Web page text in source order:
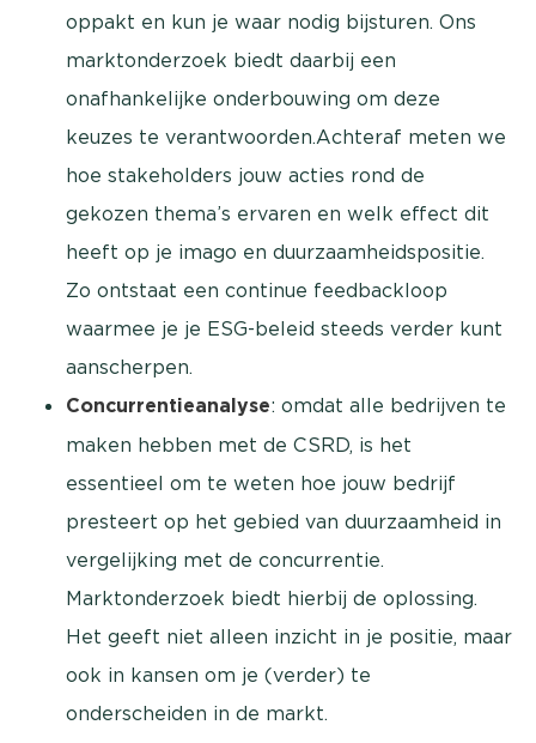
oppakt en kun je waar nodig bijsturen. Ons
marktonderzoek biedt daarbij een
onafhankelijke onderbouwing om deze
keuzes te verantwoorden.Achteraf meten we
hoe stakeholders jouw acties rond de
gekozen thema’s ervaren en welk effect dit
heeft op je imago en duurzaamheidspositie.
Zo ontstaat een continue feedbackloop
waarmee je je ESG-beleid steeds verder kunt
aanscherpen.
Concurrentieanalyse: omdat alle bedrijven te
maken hebben met de CSRD, is het
essentieel om te weten hoe jouw bedrijf
presteert op het gebied van duurzaamheid in
vergelijking met de concurrentie.
Marktonderzoek biedt hierbij de oplossing.
Het geeft niet alleen inzicht in je positie, maar
ook in kansen om je (verder) te
onderscheiden in de markt.